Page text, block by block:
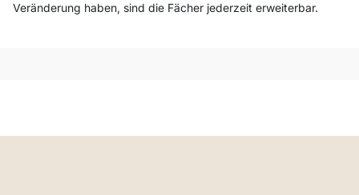
Veränderung haben, sind die Fächer jederzeit erweiterbar.